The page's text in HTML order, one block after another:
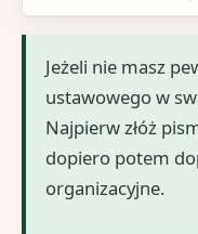
Jeżeli nie masz
ustawowego w
Najpierw złóż
dopiero potem
organizacyjne.